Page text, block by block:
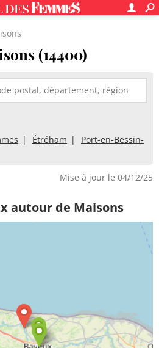
(14400)
Étréham
Port-en-Bessin-
Mise à jour le 04/12/25
autour de Maisons